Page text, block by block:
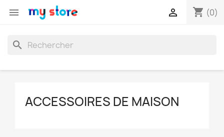
 shopping_cart (0)

search
ACCESSOIRES DE MAISON